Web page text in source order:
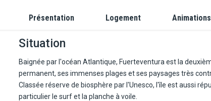
Présentation Logement Animations
Situation
Baignée par l'océan Atlantique, Fuerteventura est la
permanent, ses immenses plages et ses paysages très
Classée réserve de biosphère par l'Unesco, l'île est aussi
particulier le surf et la planche à voile.